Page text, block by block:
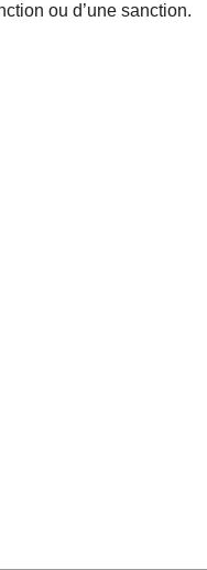
ou d’une sanction.